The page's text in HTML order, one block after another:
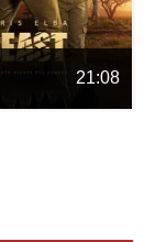
21:08